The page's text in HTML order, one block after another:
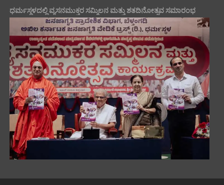
ಧರ್ಮಸ್ಥಳದಲ್ಲಿ ವ್ಯಸನಮುಕ್ತರ ಸಮ್ಮಿಲನ ಮತ್ತು ಶತದಿನೋತ್ಸವ ಸಮಾರಂಭ